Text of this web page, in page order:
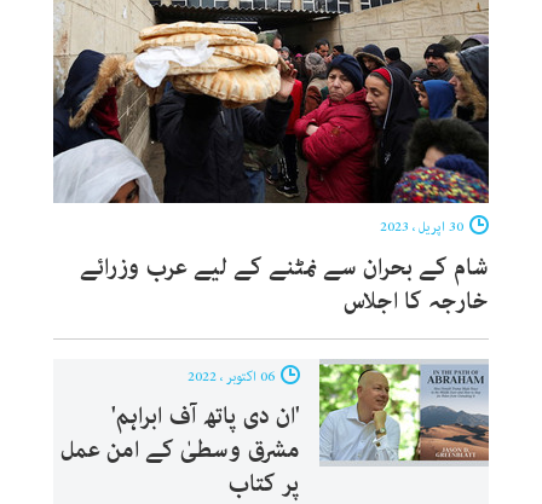
شام کے بحران سے نمٹنے کے لیے عرب وزرائے
خارجہ کا اجلاس
'ان دی پاتھ آف ابراہم'
مشرق وسطیٰ کے امن عمل
پر کتاب